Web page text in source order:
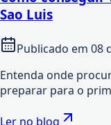
Sao Luis
Publicado em 08
Entenda onde
preparar para o
Ler no blog